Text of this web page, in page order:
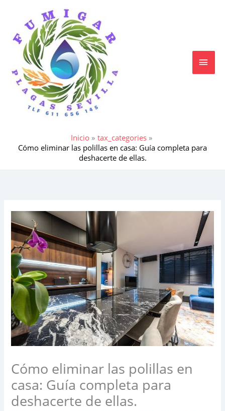
contenido
Inicio
tax_categories
Cómo eliminar las polillas en casa: Guía completa para
deshacerte de ellas.
Cómo eliminar las polillas en
casa: Guía completa para
deshacerte de ellas.